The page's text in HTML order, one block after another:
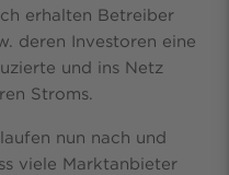
erhalten Betreiber
deren Investoren eine
und ins Netz
Stroms.
nun nach und
viele Marktanbieter